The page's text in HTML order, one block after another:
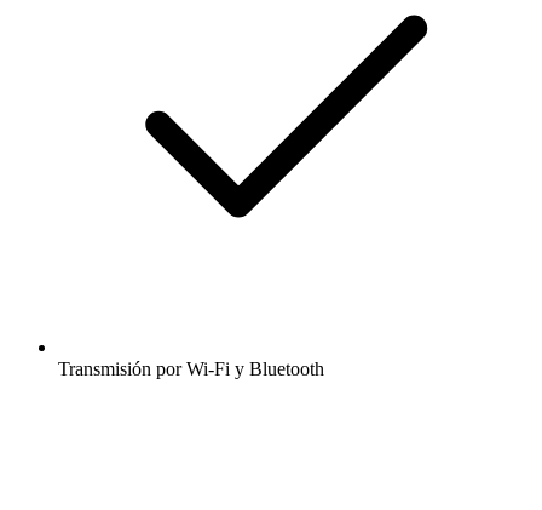
Transmisión por Wi-Fi y Bluetooth